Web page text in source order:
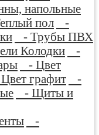
напольные
пол
-
- Трубы ПВХ
Колодки
-
- Цвет
графит
-
- Щиты и
-